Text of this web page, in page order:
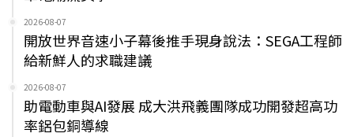
2026-08-07
開放世界音速小子幕後推手現身說法：SEGA工程師
給新鮮人的求職建議
2026-08-07
助電動車與AI發展 成大洪飛義團隊成功開發超高功
率鋁包銅導線